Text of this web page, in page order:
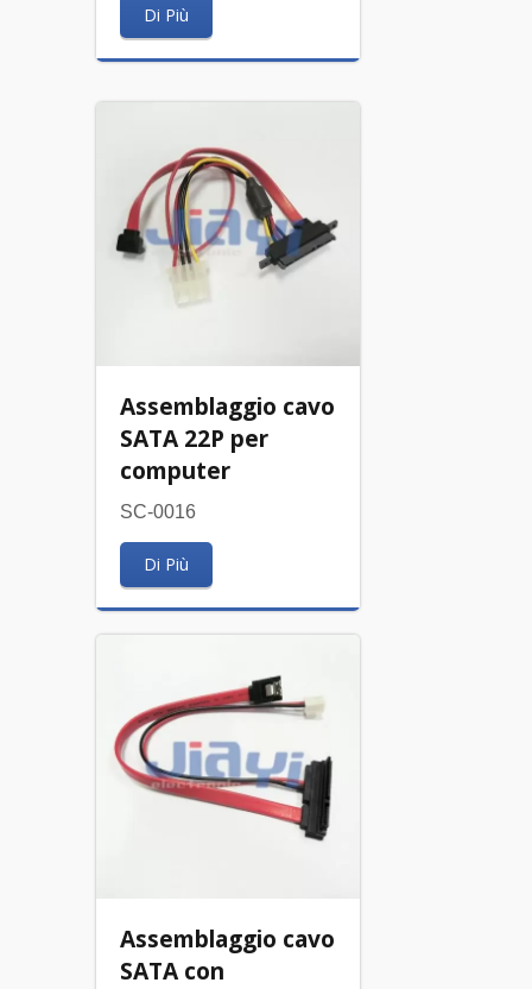
Di Più
Assemblaggio cavo
SATA 22P per
computer
SC-0016
Di Più
Assemblaggio cavo
SATA con